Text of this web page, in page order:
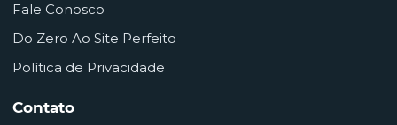
Fale Conosco
Do Zero Ao Site Perfeito
Política de Privacidade
Contato